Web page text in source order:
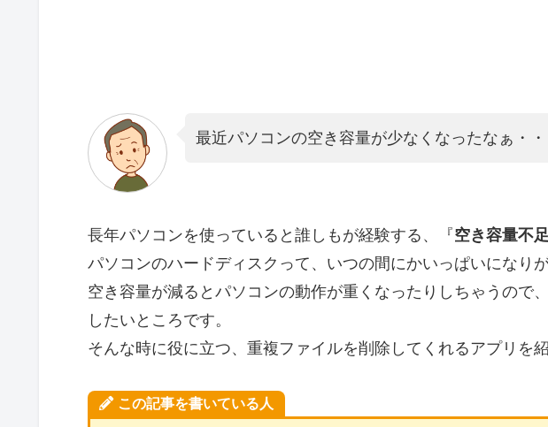
最近パソコンの空き容量が少なくなったなぁ・・
長年パソコンを使っていると誰しもが経験する、『空き容量不
パソコンのハードディスクって、いつの間にかいっぱいになりが
空き容量が減るとパソコンの動作が重くなったりしちゃうので
したいところです。
そんな時に役に立つ、重複ファイルを削除してくれるアプリを紹
この記事を書いている人